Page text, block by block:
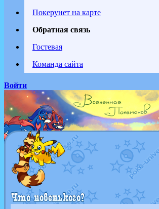
Покерунет на карте
Обратная связь
Гостевая
Команда сайта
Войти